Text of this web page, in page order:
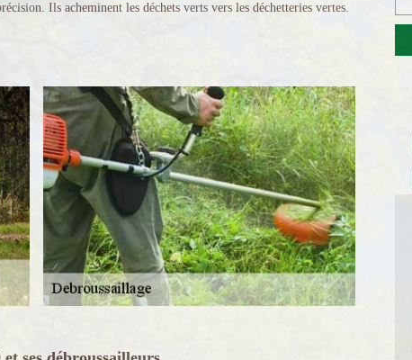
Ils acheminent les déchets verts vers les déchetteries vertes.